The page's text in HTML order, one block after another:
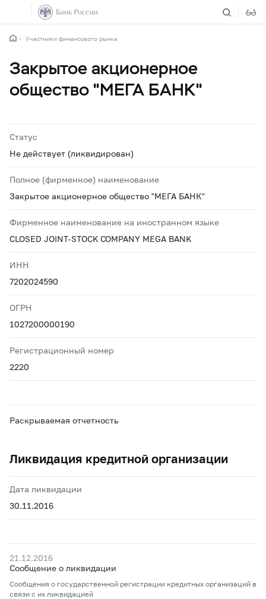
Участники финансового рынка
Закрытое акционерное
общество "МЕГА БАНК"
Статус
Не действует (ликвидирован)
Полное (фирменное) наименование
Закрытое акционерное общество "МЕГА БАНК"
Фирменное наименование на иностранном языке
CLOSED JOINT-STOCK COMPANY MEGA BANK
ИНН
7202024590
ОГРН
1027200000190
Регистрационный номер
2220
Раскрываемая отчетность
Ликвидация кредитной организации
Дата ликвидации
30.11.2016
21.12.2016
Сообщение о ликвидации
Сообщения о государственной регистрации кредитных организаций в
связи с их ликвидацией